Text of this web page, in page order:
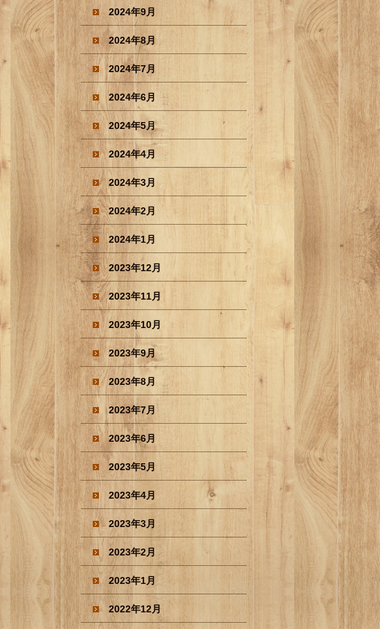
2024年9月
2024年8月
2024年7月
2024年6月
2024年5月
2024年4月
2024年3月
2024年2月
2024年1月
2023年12月
2023年11月
2023年10月
2023年9月
2023年8月
2023年7月
2023年6月
2023年5月
2023年4月
2023年3月
2023年2月
2023年1月
2022年12月